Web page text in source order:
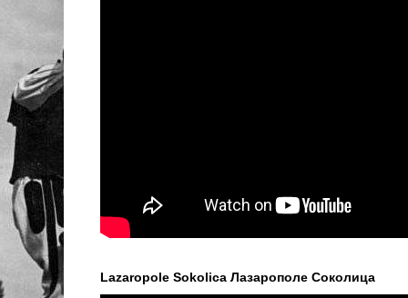
Lazaropole Sokolica Лазарополе Соколица